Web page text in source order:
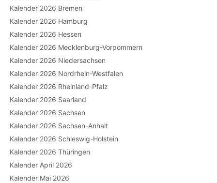
Kalender 2026 Bremen
Kalender 2026 Hamburg
Kalender 2026 Hessen
Kalender 2026 Mecklenburg-Vorpommern
Kalender 2026 Niedersachsen
Kalender 2026 Nordrhein-Westfalen
Kalender 2026 Rheinland-Pfalz
Kalender 2026 Saarland
Kalender 2026 Sachsen
Kalender 2026 Sachsen-Anhalt
Kalender 2026 Schleswig-Holstein
Kalender 2026 Thüringen
Kalender April 2026
Kalender Mai 2026